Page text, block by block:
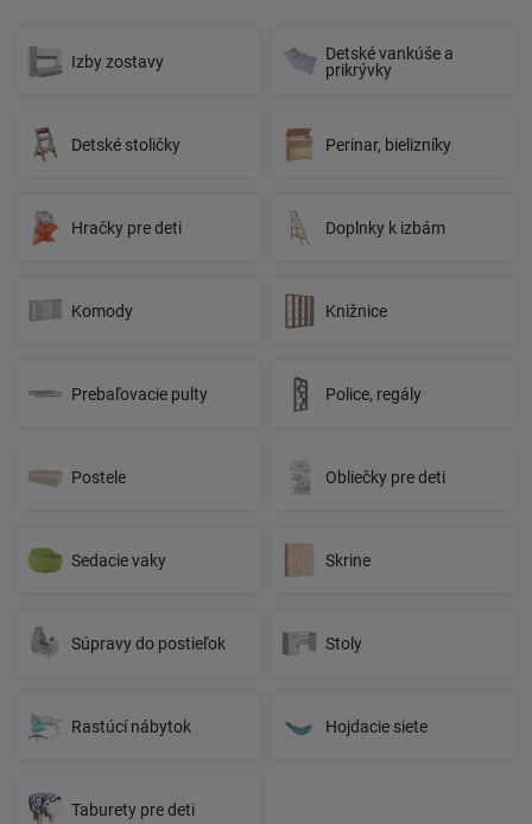
Izby zostavy
Detské vankúše a
prikrývky
Detské stoličky Perinar, bielizníky
Hračky pre deti Doplnky k izbám
Komody Knižnice
Prebaľovacie pulty Police, regály
Postele Obliečky pre deti
Sedacie vaky Skrine
Súpravy do postieľok Stoly
Rastúcí nábytok Hojdacie siete
Taburety pre deti